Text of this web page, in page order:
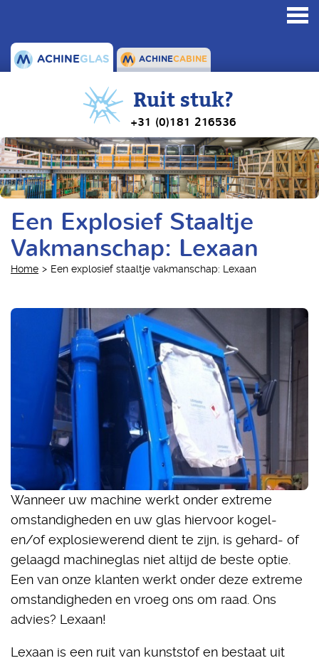
ACHINEGLAS ACHINECABINE
Ruit stuk?
+31 (0)181 216536
Een Explosief Staaltje
Vakmanschap: Lexaan
Home Een explosief staaltje vakmanschap: Lexaan
Wanneer uw machine werkt onder extreme
omstandigheden en uw glas hiervoor kogel-
en/of explosiewerend dient te zijn, is gehard- of
gelaagd machineglas niet altijd de beste optie.
Een van onze klanten werkt onder deze extreme
omstandigheden en vroeg ons om raad. Ons
advies? Lexaan!
Lexaan is een ruit van kunststof en bestaat uit